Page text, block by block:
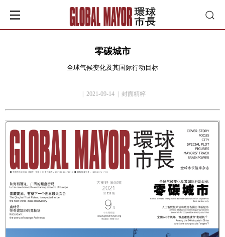
零碳城市
全球气候变化及其国际行动目标
| 2021-09-14 | 封面精粹